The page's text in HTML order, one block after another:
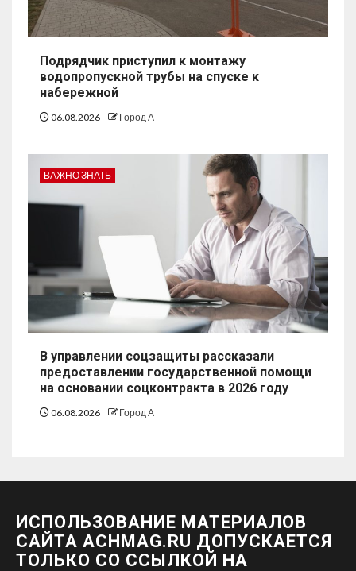
Подрядчик приступил к монтажу
водопропускной трубы на спуске к
набережной
06.08.2026 Город А
ВАЖНО ЗНАТЬ
В управлении соцзащиты рассказали
предоставлении государственной помощи
на основании соцконтракта в 2026 году
06.08.2026 Город А
ИСПОЛЬЗОВАНИЕ МАТЕРИАЛОВ
САЙТА ACHMAG.RU ДОПУСКАЕТСЯ
ТОЛЬКО СО ССЫЛКОЙ НА